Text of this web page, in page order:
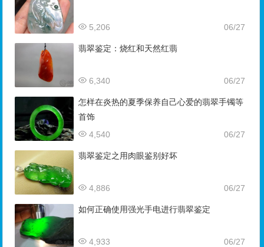
06/27
5,206
翡翠鉴定：烧红和天然红翡
06/27
6,340
怎样在炎热的夏季保养自己心爱的翡翠手镯等
首饰
06/27
4,540
翡翠鉴定之用肉眼鉴别好坏
06/27
4,886
如何正确使用强光手电进行翡翠鉴定
06/27
4,933